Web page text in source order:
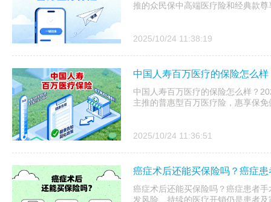
推的众民保中高端医疗险和经典款
2025/10/24 11:38:19
中国人寿百万医疗的保险怎么
中国人寿百万医疗的保险怎么样？
主推的普惠型百万医疗险，惠享保
2025/10/24 11:36:51
癌症术后还能买保险吗？癌症
癌症术后还能买保险吗？癌症患者
发风险、持续的医疗开销仍是患者